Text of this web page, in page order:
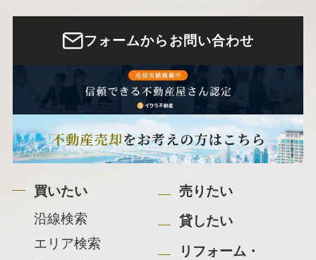
フォームからお問い合わせ
買いたい
沿線検索
エリア検索
売りたい
貸したい
リフォーム・